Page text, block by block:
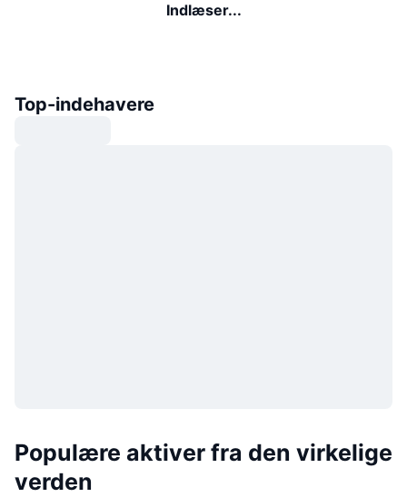
Indlæser...
Top-indehavere
Populære aktiver fra den virkelige
verden